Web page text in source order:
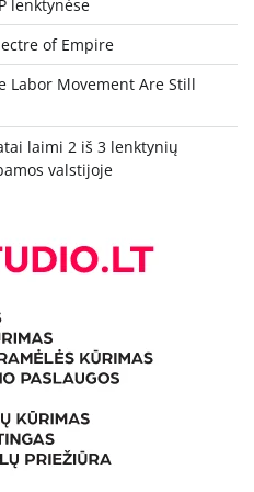
lenktynėse
of Empire
Labor Movement Are Still
laimi 2 iš 3 lenktynių
valstijoje